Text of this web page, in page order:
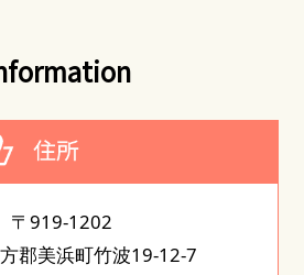
〒919-1202
郡美浜町竹波19-12-7